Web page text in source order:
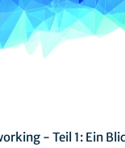
- Teil 1: Ein